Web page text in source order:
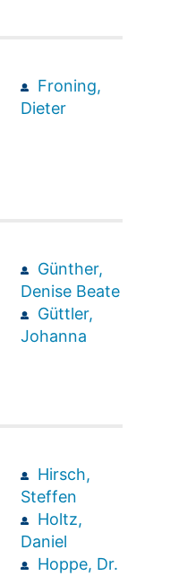
Froning,
Dieter
Günther,
Denise Beate
Güttler,
Johanna
Hirsch,
Steffen
Holtz,
Daniel
Hoppe, Dr.